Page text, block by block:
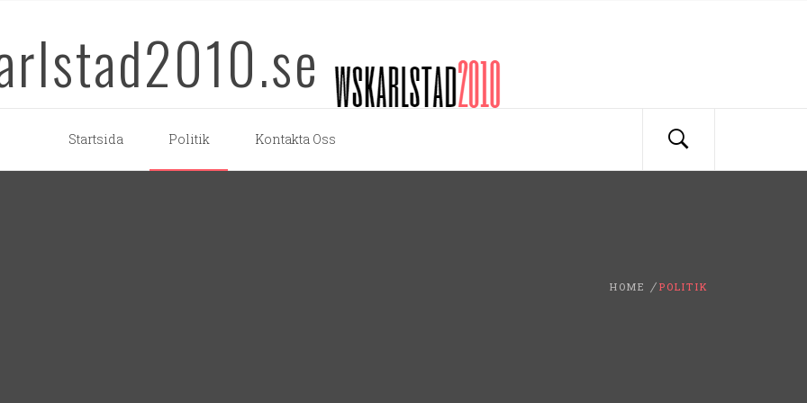
Startsida Politik Kontakta Oss
HOME POLITIK